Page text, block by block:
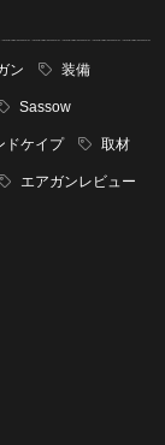
ン 装備
Sassow
ドケイプ 取材
エアガンレビュー